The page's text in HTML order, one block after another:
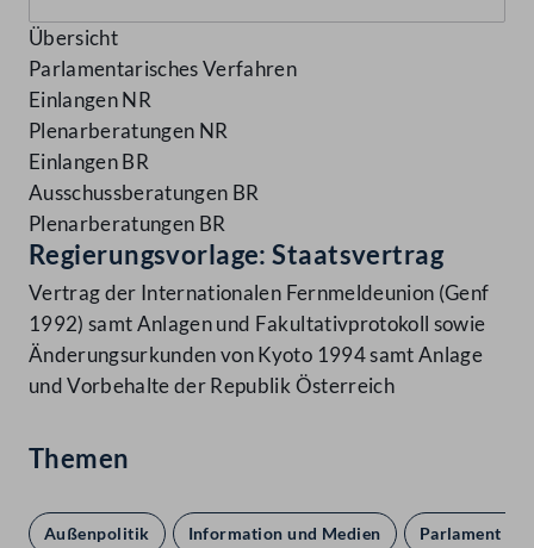
Übersicht
Parlamentarisches Verfahren
Einlangen NR
Plenarberatungen NR
Einlangen BR
Ausschussberatungen BR
Plenarberatungen BR
Regierungsvorlage: Staatsvertrag
Vertrag der Internationalen Fernmeldeunion (Genf
1992) samt Anlagen und Fakultativprotokoll sowie
Änderungsurkunden von Kyoto 1994 samt Anlage
und Vorbehalte der Republik Österreich
Themen
Außenpolitik Information und Medien Parlament